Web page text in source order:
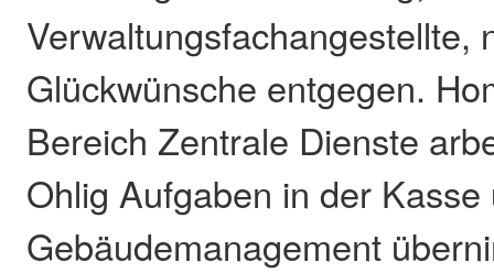
Verwaltungsfachangestellte,
Glückwünsche entgegen.
Bereich Zentrale Dienste
Ohlig Aufgaben in der Kasse
Gebäudemanagement